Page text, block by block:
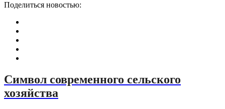
Поделиться новостью:
Символ современного сельского
хозяйства